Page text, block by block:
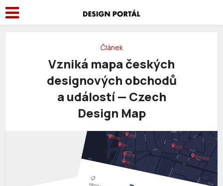
Článek
Vzniká mapa českých
designových obchodů
a událostí — Czech
Design Map